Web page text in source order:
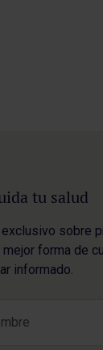
tu salud
sobre
forma de
informado.